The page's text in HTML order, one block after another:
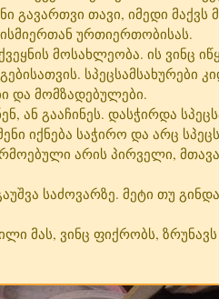
გავართვი თავი, იმედი მაქვს
ურთიერთობისას.
მოსახლეობა. ის ვინც
სპეცსამსახურები
და მომზადებულები.
ან გააჩინეს. დასჭირდა
იქნება საჭირო და არც
არის პირველი,
საძოვარზე. მეტი თუ
მას, ვინც ფიქრობს,